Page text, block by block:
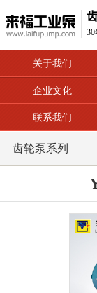
关于我们
企业文化
联系我们
齿轮泵系列